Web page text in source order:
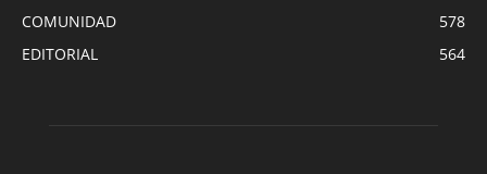
COMUNIDAD
578
EDITORIAL
564